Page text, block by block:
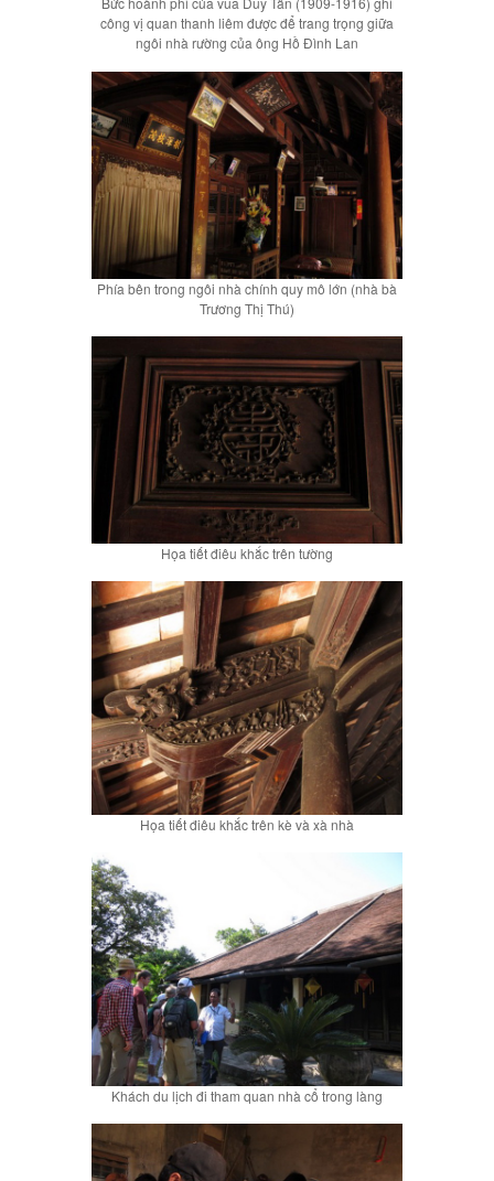
công vị quan thanh liêm được để trang trọng giữa
ngôi nhà rường của ông Hồ Đình Lan
Phía bên trong ngôi nhà chính quy mô lớn (nhà bà
Trương Thị Thú)
Họa tiết điêu khắc trên tường
Họa tiết điêu khắc trên kè và xà nhà
Khách du lịch đi tham quan nhà cổ trong làng